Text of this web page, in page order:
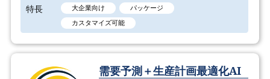
特長 大企業向け
パッケージ
カスタマイズ可能
需要予測＋生産計画最適化AI